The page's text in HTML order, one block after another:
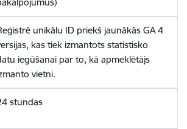
unikālu ID priekš jaunākās GA 4
kas tiek izmantots statistisko
iegūšanai par to, kā apmeklētājs
vietni.
stundas